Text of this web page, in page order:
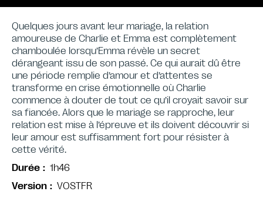
Quelques jours avant leur mariage, la relation
amoureuse de Charlie et Emma est complètement
chamboulée lorsqu’Emma révèle un secret
dérangeant issu de son passé. Ce qui aurait dû être
une période remplie d’amour et d’attentes se
transforme en crise émotionnelle où Charlie
commence à douter de tout ce qu’il croyait savoir sur
sa fiancée. Alors que le mariage se rapproche, leur
relation est mise à l’épreuve et ils doivent découvrir si
leur amour est suffisamment fort pour résister à
cette vérité.
Durée
1h46
Version
VOSTFR